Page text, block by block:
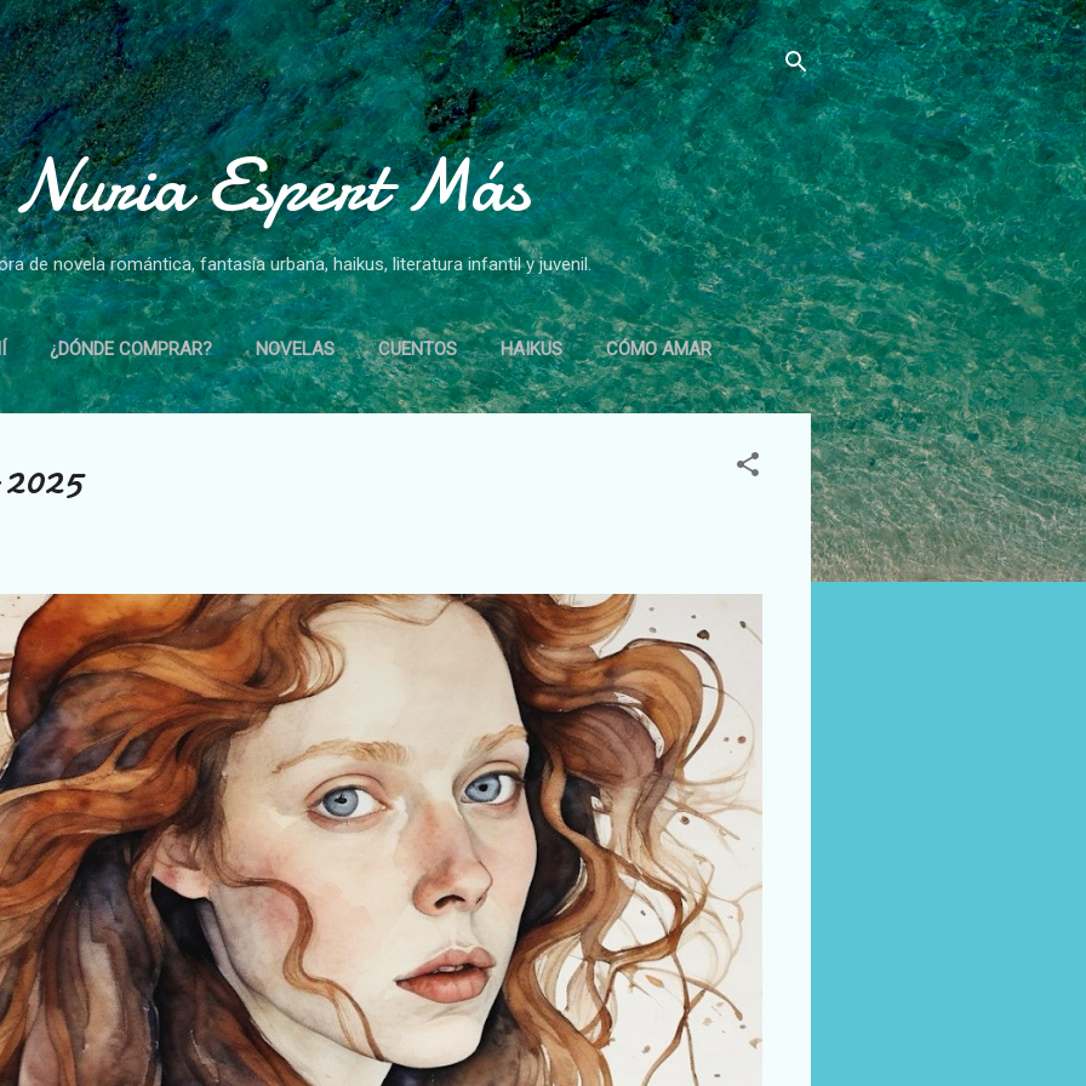
Ir al contenido principal
Nuria Espert Más
de novela romántica, fantasía urbana, haikus, literatura infantil y juvenil.
¿DÓNDE COMPRAR? NOVELAS CUENTOS HAIKUS CÓMO AMAR